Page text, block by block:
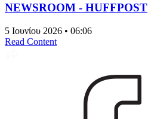
NEWSROOM - HUFFPOST
5 Ιουνίου 2026 • 06:06
Read Content